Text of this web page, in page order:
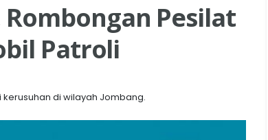
Pesilat
Patroli
di wilayah Jombang.